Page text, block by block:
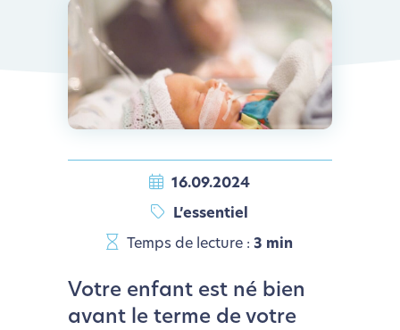
16.09.2024
L’essentiel
Temps de lecture :3 min
Votre enfant est né bien
avant le terme de votre